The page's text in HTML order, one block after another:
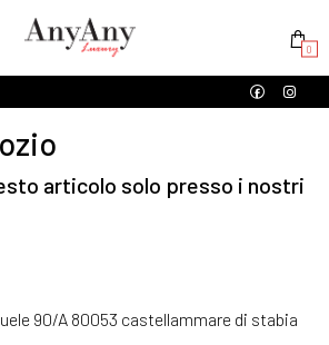
0
articolo solo presso i nostri
90/A 80053 castellammare di stabia